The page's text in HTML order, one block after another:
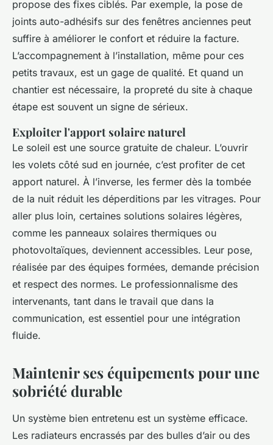
propose des fixes ciblés. Par exemple, la pose de
joints auto-adhésifs sur des fenêtres anciennes peut
suffire à améliorer le confort et réduire la facture.
L’accompagnement à l’installation, même pour ces
petits travaux, est un gage de qualité. Et quand un
chantier est nécessaire, la propreté du site à chaque
étape est souvent un signe de sérieux.
Exploiter l'apport solaire naturel
Le soleil est une source gratuite de chaleur. L’ouvrir
les volets côté sud en journée, c’est profiter de cet
apport naturel. À l’inverse, les fermer dès la tombée
de la nuit réduit les déperditions par les vitrages. Pour
aller plus loin, certaines solutions solaires légères,
comme les panneaux solaires thermiques ou
photovoltaïques, deviennent accessibles. Leur pose,
réalisée par des équipes formées, demande précision
et respect des normes. Le professionnalisme des
intervenants, tant dans le travail que dans la
communication, est essentiel pour une intégration
fluide.
Maintenir ses équipements pour une
sobriété durable
Un système bien entretenu est un système efficace.
Les radiateurs encrassés par des bulles d’air ou des